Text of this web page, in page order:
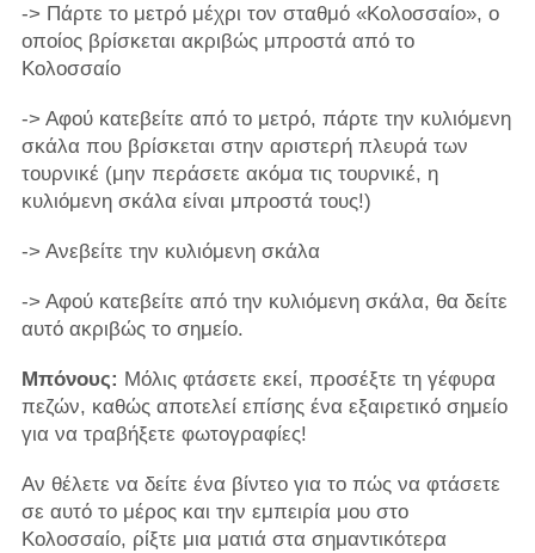
-> Πάρτε το μετρό μέχρι τον σταθμό «Κολοσσαίο», ο
οποίος βρίσκεται ακριβώς μπροστά από το
Κολοσσαίο
-> Αφού κατεβείτε από το μετρό, πάρτε την κυλιόμενη
σκάλα που βρίσκεται στην αριστερή πλευρά των
τουρνικέ (μην περάσετε ακόμα τις τουρνικέ, η
κυλιόμενη σκάλα είναι μπροστά τους!)
-> Ανεβείτε την κυλιόμενη σκάλα
-> Αφού κατεβείτε από την κυλιόμενη σκάλα, θα δείτε
αυτό ακριβώς το σημείο.
Μπόνους: Μόλις φτάσετε εκεί, προσέξτε τη γέφυρα
πεζών, καθώς αποτελεί επίσης ένα εξαιρετικό σημείο
για να τραβήξετε φωτογραφίες!
Αν θέλετε να δείτε ένα βίντεο για το πώς να φτάσετε
σε αυτό το μέρος και την εμπειρία μου στο
Κολοσσαίο, ρίξτε μια ματιά στα σημαντικότερα